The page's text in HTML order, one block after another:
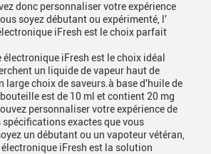
donc personnaliser votre expérience
soyez débutant ou expérimenté, l'
iFresh est le choix parfait
électronique iFresh est le choix idéal
un liquide de vapeur haut de
large choix de saveurs.à base d'huile de
est de 10 ml et contient 20 mg
personnaliser votre expérience de
exactes que vous
un débutant ou un vapoteur vétéran,
iFresh est la solution